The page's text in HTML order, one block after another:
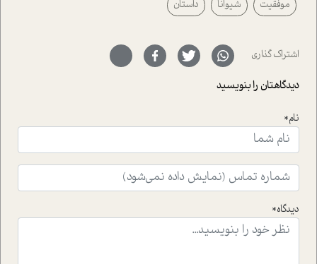
رفته ایم که موفقیت را در عمل به اثبات رسانده اند؛ سید
حمیدرضا محتشمی که بیست و پنجمین سال فعالیت حرفه
سر نهاده است و نیز کرامت عزیز زاده؛ سفیر صلح و دوستی که
با رکاب زدن در بیش از هفتاد کشور و کاشتن درخت، به نماد
حمایت از محیط زیست و منابع طبیعی تبدیل گشته
است.فصل روایت اجنبی ها در این شماره به دو موضوع
ای که به زندگی شگفت انگیز جین گودال و تاثیرات کاوش های
ایشان در حوزه ی شامپانزه ها بر زندگی امروزی ما نگاهی
افکنده است.فصل اتاق 333 شما را پای صحبت یک تجربه ی
واقعی در ارتباط با اختلال شخصیت اسکزوئید و مشکلات و نیز
راهکارهای حل آن قرار می دهد که در اتاق درمان اتفاق افتاده
موثرترین راهکارهای استفاده از هوش مصنوعی در حوزه های
موفقیت شیوانا داستان
اشتراک گذاری
دیدگاهتان را بنویسید
نام*
دیدگاه*